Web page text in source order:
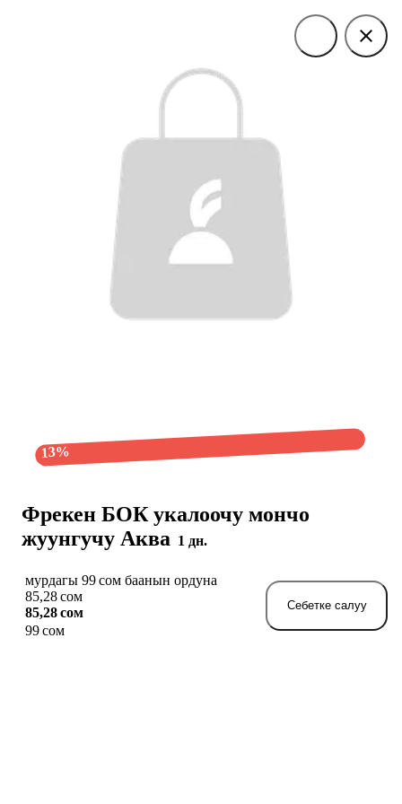
Фрекен БОК укалоочу мончо
жуунгучу Аква 1 дн.
13%
мурдагы 99 сом баанын ордуна
85,28 сом
85,28 сом
99 сом
Себетке салуу